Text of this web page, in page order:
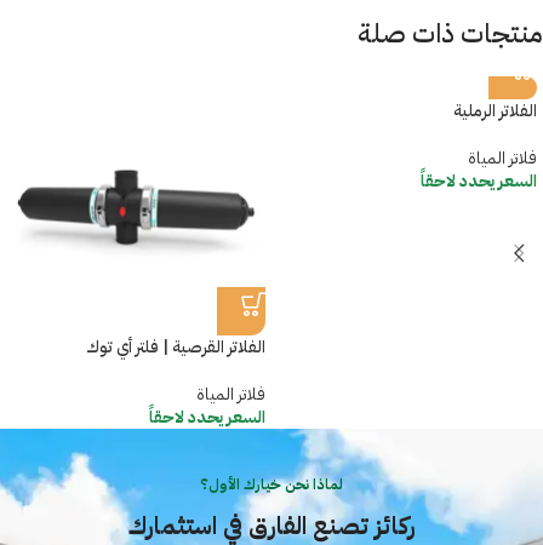
منتجات ذات صلة
الفلاتر الرملية
فلاتر المياة
السعر يحدد لاحقاً
الفلاتر القرصية | فلتر أي توك
فلاتر المياة
السعر يحدد لاحقاً
لماذا نحن خيارك الأول؟
ركائز تصنع الفارق في استثمارك